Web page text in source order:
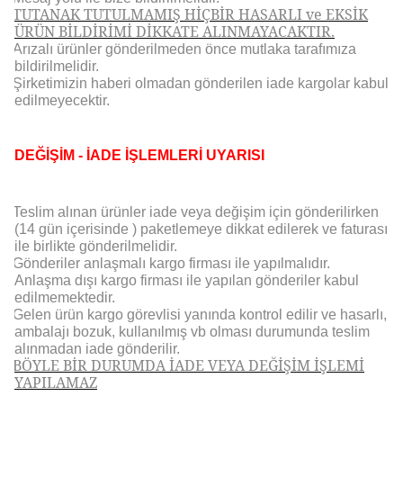
TUTANAK TUTULMAMIŞ HİÇBİR HASARLI ve EKSİK
ÜRÜN BİLDİRİMİ DİKKATE ALINMAYACAKTIR.
Arızalı ürünler gönderilmeden önce mutlaka tarafımıza
bildirilmelidir.
Şirketimizin haberi olmadan gönderilen iade kargolar kabul
edilmeyecektir.
DEĞİŞİM - İADE İŞLEMLERİ UYARISI
Teslim alınan ürünler iade veya değişim için gönderilirken
(14 gün içerisinde ) paketlemeye dikkat edilerek ve faturası
ile birlikte gönderilmelidir.
Gönderiler anlaşmalı kargo firması ile yapılmalıdır.
Anlaşma dışı kargo firması ile yapılan gönderiler kabul
edilmemektedir.
Gelen ürün kargo görevlisi yanında kontrol edilir ve hasarlı,
ambalajı bozuk, kullanılmış vb olması durumunda teslim
alınmadan iade gönderilir.
BÖYLE BİR DURUMDA İADE VEYA DEĞİŞİM İŞLEMİ
YAPILAMAZ